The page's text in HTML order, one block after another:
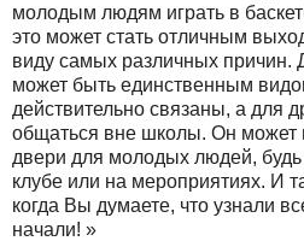
молодым людям играть в
это может стать отличным
виду самых различных причин.
может быть единственным
действительно связаны, а для
общаться вне школы. Он может
двери для молодых людей, будь
клубе или на мероприятиях. И
когда Вы думаете, что узнали
начали! »